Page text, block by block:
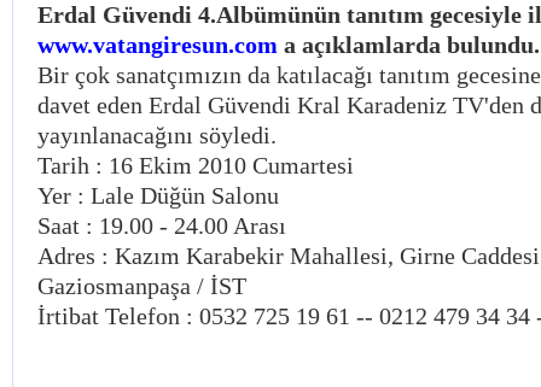
Erdal Güvendi 4.Albümünün tanıtım gecesiyle
www.vatangiresun.com a açıklamlarda bulundu.
Bir çok sanatçımızın da katılacağı tanıtım
davet eden Erdal Güvendi Kral Karadeniz TV'den
yayınlanacağını söyledi.
Tarih : 16 Ekim 2010 Cumartesi
Yer : Lale Düğün Salonu
Saat : 19.00 - 24.00 Arası
Adres : Kazım Karabekir Mahallesi, Girne
Gaziosmanpaşa / İST
İrtibat Telefon : 0532 725 19 61 -- 0212 479 34 34